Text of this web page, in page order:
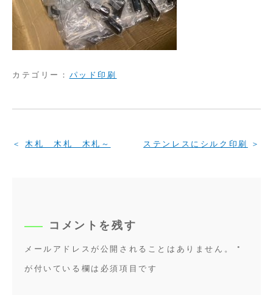
カテゴリー： パッド印刷
投
ー
木札 木札 木札～ ステンレスにシルク印刷
コメントを残す
メールアドレスが公開されることはありません。
*
が付いている欄は必須項目です